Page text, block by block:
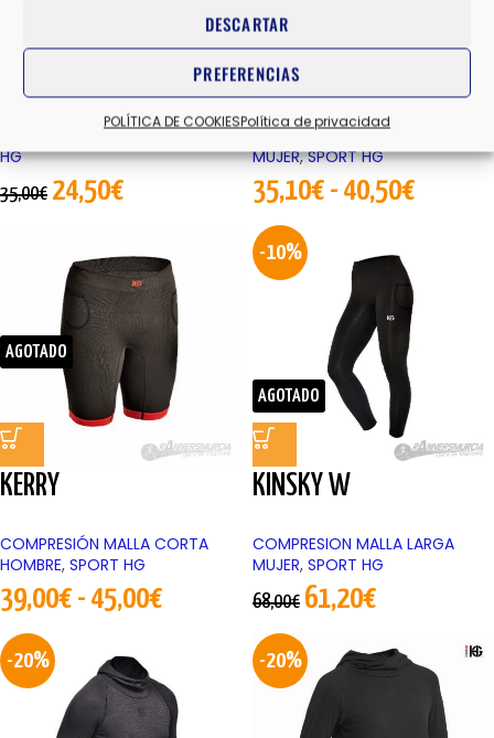
DESCARTAR
PREFERENCIAS
POLÍTICA DE COOKIESPolítica de privacidad
CAMISETA M/C MUJER, SPORT
HG
35,00€ 24,50€
KERRY W
COMPRESIÓN MALLA CORTA
MUJER, SPORT HG
35,10€ - 40,50€
AGOTADO
KERRY
COMPRESIÓN MALLA CORTA
HOMBRE, SPORT HG
39,00€ - 45,00€
-10%
AGOTADO
KINSKY W
COMPRESION MALLA LARGA
MUJER, SPORT HG
68,00€ 61,20€
-20% -20%